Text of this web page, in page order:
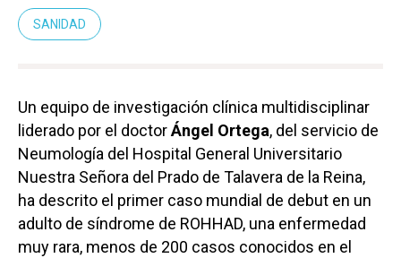
SANIDAD
Un equipo de investigación clínica multidisciplinar
liderado por el doctorÁngel Ortega, del servicio de
Neumología del Hospital General Universitario
Nuestra Señora del Prado de Talavera de la Reina,
ha descrito el primer caso mundial de debut en un
adulto de síndrome de ROHHAD, una enfermedad
muy rara, menos de 200 casos conocidos en el